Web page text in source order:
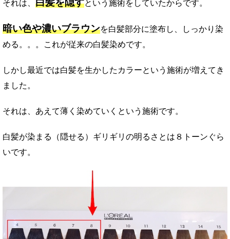
それは、 という施術をしていたからです。
暗い色や濃いブラウンを白髪部分に塗布し、しっかり染
める。。。これが従来の白髪染めです。
しかし最近では白髪を生かしたカラーという施術が増えてき
ました。
それは、あえて薄く染めていくという施術です。
白髪が染まる（隠せる）ギリギリの明るさとは８トーンぐら
いです。